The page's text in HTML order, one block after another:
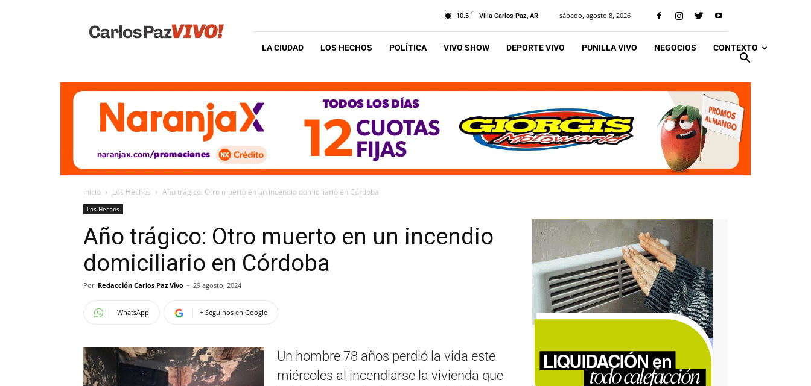
Vivo
10.5 C Villa Carlos Paz, AR sábado, agosto 8, 2026
LA CIUDAD LOS HECHOS POLÍTICA VIVO SHOW DEPORTE VIVO PUNILLA VIVO NEGOCIOS CONTEXTO
Inicio Los Hechos Año trágico: Otro muerto en un incendio domiciliario en Córdoba
Los Hechos
Año trágico: Otro muerto en un incendio
domiciliario en Córdoba
Por Redacción Carlos Paz Vivo - 29 agosto, 2024
WhatsApp + Seguinos en Google
Un hombre 78 años perdió la vida este
miércoles al incendiarse la vivienda que